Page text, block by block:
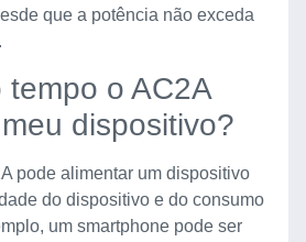
que a potência não exceda
tempo o AC2A
dispositivo?
pode alimentar um dispositivo
do dispositivo e do consumo
um smartphone pode ser